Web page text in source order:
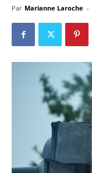
Par Marianne Laroche -